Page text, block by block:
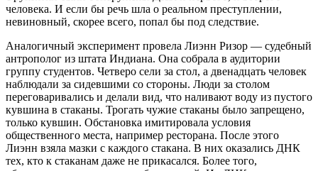
человека. И если бы речь шла о реальном преступлении,
невиновный, скорее всего, попал бы под следствие.
Аналогичный эксперимент провела Лиэнн Ризор — судебный
антрополог из штата Индиана. Она собрала в аудитории
группу студентов. Четверо сели за стол, а двенадцать человек
наблюдали за сидевшими со стороны. Люди за столом
переговаривались и делали вид, что наливают воду из пустого
кувшина в стаканы. Трогать чужие стаканы было запрещено,
только кувшин. Обстановка имитировала условия
общественного места, например ресторана. После этого
Лиэнн взяла мазки с каждого стакана. В них оказались ДНК
тех, кто к стаканам даже не прикасался. Более того,